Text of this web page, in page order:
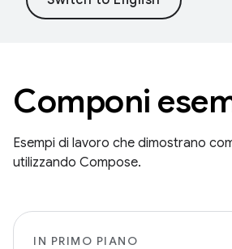
Componi
Esempi di lavoro che dimostrano
utilizzando Compose.
IN PRIMO PIANO